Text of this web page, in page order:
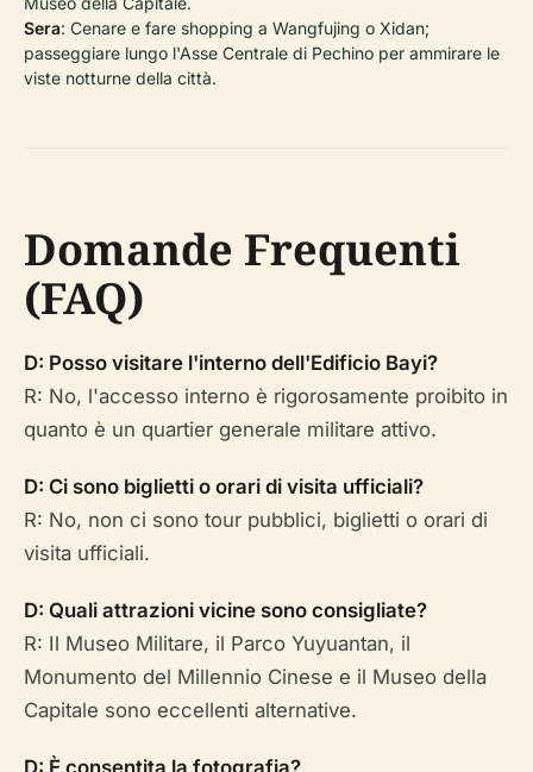
Sera: Cenare e fare shopping a Wangfujing o Xidan;
passeggiare lungo l'Asse Centrale di Pechino per ammirare le
viste notturne della città.
Domande Frequenti
(FAQ)
D: Posso visitare l'interno dell'Edificio Bayi?
R: No, l'accesso interno è rigorosamente proibito in
quanto è un quartier generale militare attivo.
D: Ci sono biglietti o orari di visita ufficiali?
R: No, non ci sono tour pubblici, biglietti o orari di
visita ufficiali.
D: Quali attrazioni vicine sono consigliate?
R: Il Museo Militare, il Parco Yuyuantan, il
Monumento del Millennio Cinese e il Museo della
Capitale sono eccellenti alternative.